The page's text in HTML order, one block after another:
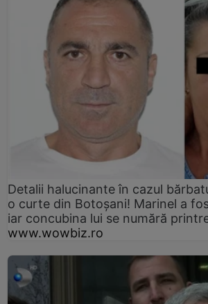
Detalii halucinante în cazul
o curte din Botoșani! Marinel a
iar concubina lui se numără
www.wowbiz.ro